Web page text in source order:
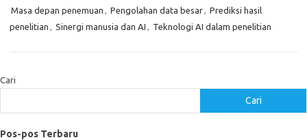
Masa depan penemuan , Pengolahan data besar, Prediksi hasil
penelitian , Sinergi manusia dan AI , Teknologi AI dalam penelitian
Cari
Cari
Pos-pos Terbaru